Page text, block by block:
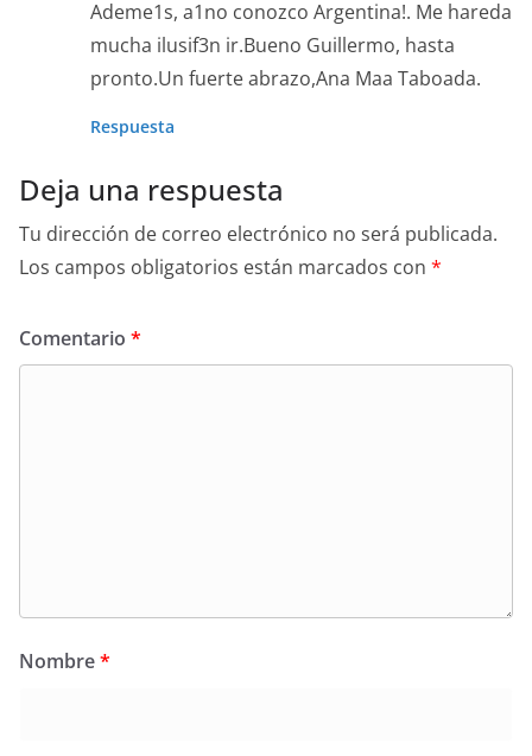
Ademe1s, a1no conozco Argentina!. Me hareda
mucha ilusif3n ir.Bueno Guillermo, hasta
pronto.Un fuerte abrazo,Ana Maa Taboada.
Respuesta
Deja una respuesta
Tu dirección de correo electrónico no será publicada.
Los campos obligatorios están marcados con *
Comentario *
Nombre*